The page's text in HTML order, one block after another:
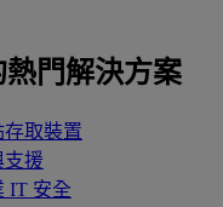
門解決方案
取裝置
支援
IT 安全